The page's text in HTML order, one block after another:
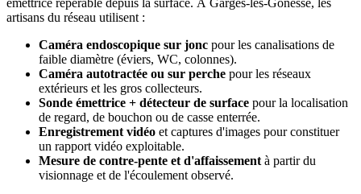
artisans du réseau utilisent :
Caméra endoscopique sur jonc pour les canalisations de
faible diamètre (éviers, WC, colonnes).
Caméra autotractée ou sur perche pour les réseaux
extérieurs et les gros collecteurs.
Sonde émettrice + détecteur de surface pour la localisation
de regard, de bouchon ou de casse enterrée.
Enregistrement vidéo et captures d'images pour constituer
un rapport vidéo exploitable.
Mesure de contre-pente et d'affaissement à partir du
visionnage et de l'écoulement observé.